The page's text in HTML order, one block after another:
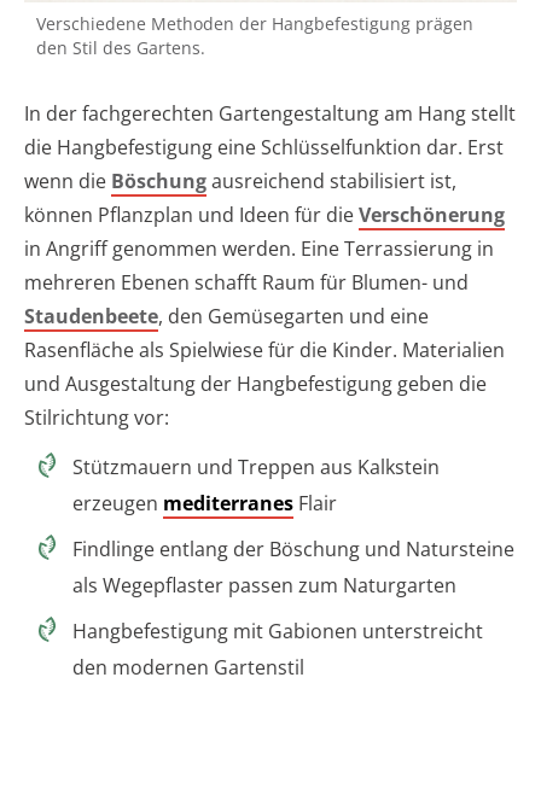
Verschiedene Methoden der Hangbefestigung prägen
den Stil des Gartens.
In der fachgerechten Gartengestaltung am Hang stellt
die Hangbefestigung eine Schlüsselfunktion dar. Erst
wenn die Böschungausreichend stabilisiert ist,
können Pflanzplan und Ideen für dieVerschönerung
in Angriff genommen werden. Eine Terrassierung in
mehreren Ebenen schafft Raum für Blumen- und
Staudenbeete, den Gemüsegarten und eine
Rasenfläche als Spielwiese für die Kinder. Materialien
und Ausgestaltung der Hangbefestigung geben die
Stilrichtung vor:
Stützmauern und Treppen aus Kalkstein
erzeugen mediterranes Flair
Findlinge entlang der Böschung und Natursteine
als Wegepflaster passen zum Naturgarten
Hangbefestigung mit Gabionen unterstreicht
den modernen Gartenstil